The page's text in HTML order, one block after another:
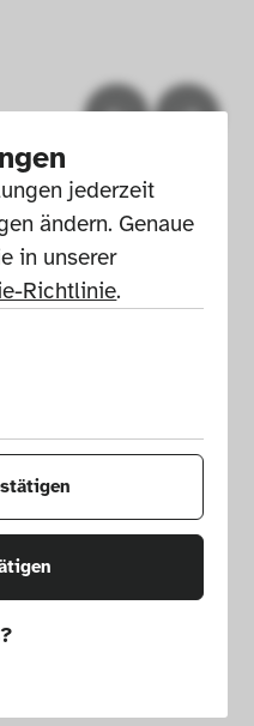
jederzeit
ändern. Genaue
Informationen finden Sie in unserer
Richtlinie.
Ice